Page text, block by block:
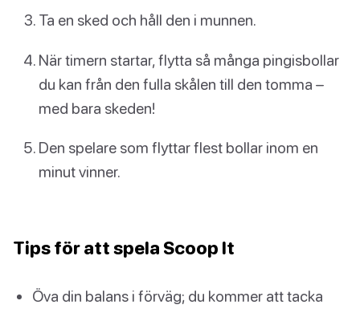
Ta en sked och håll den i munnen.
När timern startar, flytta så många pingisbollar
du kan från den fulla skålen till den tomma –
med bara skeden!
Den spelare som flyttar flest bollar inom en
minut vinner.
Tips för att spela Scoop It
Öva din balans i förväg; du kommer att tacka